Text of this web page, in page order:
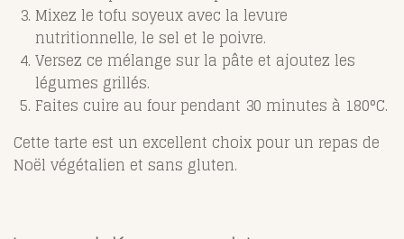
Mixez le tofu soyeux avec la levure
nutritionnelle, le sel et le poivre.
Versez ce mélange sur la pâte et ajoutez les
légumes grillés.
Faites cuire au four pendant 30 minutes à 180°C.
Cette tarte est un excellent choix pour un repas de
Noël végétalien et sans gluten.